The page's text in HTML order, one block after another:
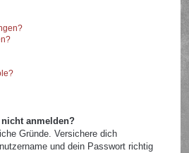
anmelden?
Gründe. Versichere dich
und dein Passwort richtig